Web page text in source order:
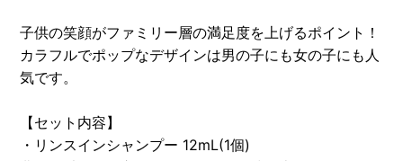
子供の笑顔がファミリー層の満足度を上げるポイント！
カラフルでポップなデザインは男の子にも女の子にも人
気です。
【セット内容】
・リンスインシャンプー 12mL(1個)